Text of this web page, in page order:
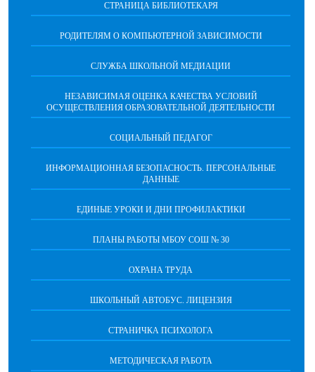
СТРАНИЦА БИБЛИОТЕКАРЯ
РОДИТЕЛЯМ О КОМПЬЮТЕРНОЙ ЗАВИСИМОСТИ
СЛУЖБА ШКОЛЬНОЙ МЕДИАЦИИ
НЕЗАВИСИМАЯ ОЦЕНКА КАЧЕСТВА УСЛОВИЙ
ОСУЩЕСТВЛЕНИЯ ОБРАЗОВАТЕЛЬНОЙ ДЕЯТЕЛЬНОСТИ
СОЦИАЛЬНЫЙ ПЕДАГОГ
ИНФОРМАЦИОННАЯ БЕЗОПАСНОСТЬ. ПЕРСОНАЛЬНЫЕ
ДАННЫЕ
ЕДИНЫЕ УРОКИ И ДНИ ПРОФИЛАКТИКИ
ПЛАНЫ РАБОТЫ МБОУ СОШ № 30
ОХРАНА ТРУДА
ШКОЛЬНЫЙ АВТОБУС. ЛИЦЕНЗИЯ
СТРАНИЧКА ПСИХОЛОГА
МЕТОДИЧЕСКАЯ РАБОТА